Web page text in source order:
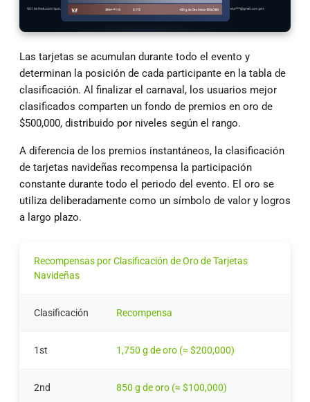
Las tarjetas se acumulan durante todo el evento y
determinan la posición de cada participante en la tabla de
clasificación. Al finalizar el carnaval, los usuarios mejor
clasificados comparten un fondo de premios en oro de
$500,000, distribuido por niveles según el rango.
A diferencia de los premios instantáneos, la clasificación
de tarjetas navideñas recompensa la participación
constante durante todo el periodo del evento. El oro se
utiliza deliberadamente como un símbolo de valor y logros
a largo plazo.
Recompensas por Clasificación de Oro de Tarjetas
Navideñas
Clasificación Recompensa
1st 1,750 g de oro (≈ $200,000)
2nd 850 g de oro (≈ $100,000)